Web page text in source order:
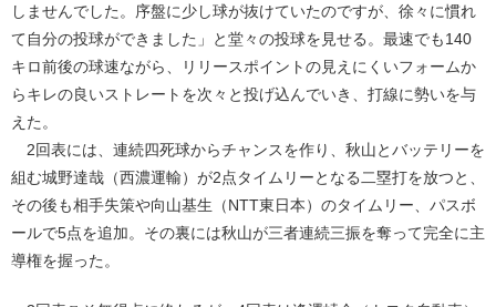
しませんでした。序盤に少し球が抜けていたのですが、徐々に慣れ
て自分の投球ができました」と堂々の投球を見せる。最速でも140
キロ前後の球速ながら、リリースポイントの見えにくいフォームか
らキレの良いストレートを次々と投げ込んでいき、打線に勢いを与
えた。
2回表には、連続四死球からチャンスを作り、秋山とバッテリーを
組む城野達哉（西濃運輸）が2点タイムリーとなる二塁打を放つと、
その後も相手失策や向山基生（NTT東日本）のタイムリー、パスボ
ールで5点を追加。その裏には秋山が三者連続三振を奪って完全に主
導権を握った。